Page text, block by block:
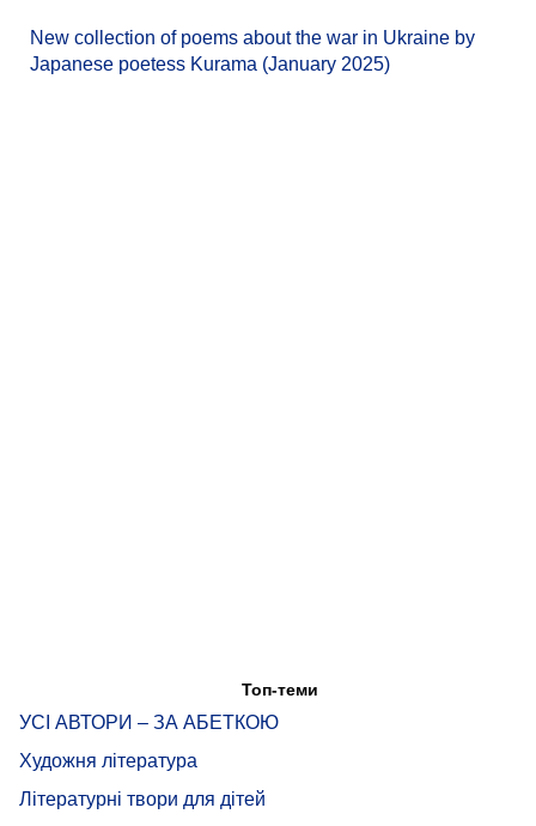
New collection of poems about the war in Ukraine by
Japanese poetess Kurama (January 2025)
Топ-теми
УСІ АВТОРИ – ЗА АБЕТКОЮ
Художня література
Літературні твори для дітей